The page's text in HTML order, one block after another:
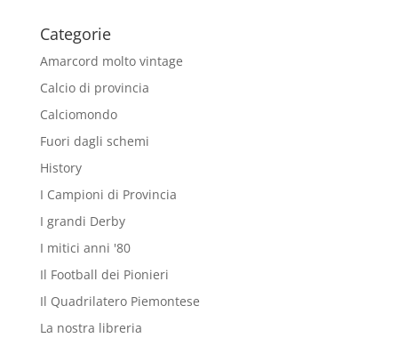
Categorie
Amarcord molto vintage
Calcio di provincia
Calciomondo
Fuori dagli schemi
History
I Campioni di Provincia
I grandi Derby
I mitici anni '80
Il Football dei Pionieri
Il Quadrilatero Piemontese
La nostra libreria